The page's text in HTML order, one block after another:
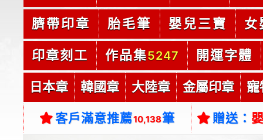
臍帶印章 胎毛筆 嬰兒三寶 女
印章刻工 作品集5247 開運字體
日本章 韓國章 大陸章 金屬印章 寵
客戶滿意推薦10,138筆 贈送：